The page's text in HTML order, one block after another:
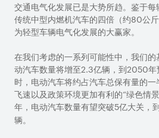
交通电气化发展已是大势所趋。鉴于
传统中型内燃机汽车的四倍（约80公
为轻型车辆电气化发展的大赢家。
在我们考虑的一系列可能性中，我们的
动汽车数量将增至2.3亿辆，到2050年
时，电动汽车将约占汽车总保有量的一
飞速以及政策环境更加有利的“绿色情
年，电动汽车数量有望突破5亿大关，
辆。